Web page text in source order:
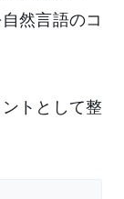
然言語のコ
トとして整